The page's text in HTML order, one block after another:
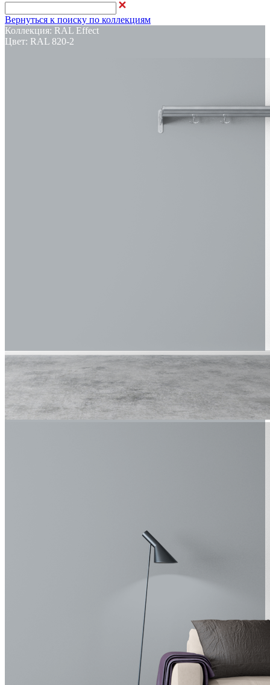
Вернуться к поиску по коллекциям
Коллекция: RAL Effect
Цвет: RAL 820-2